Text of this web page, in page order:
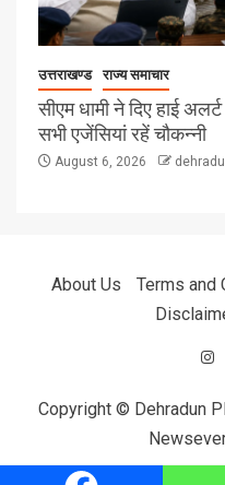
उत्तराखण्ड राज्य समाचार
सीएम धामी ने दिए हाई
सभी एजेंसियां रहें चौकन्नी
August 6, 2026
About Us Terms and
Copyright © Dehradun